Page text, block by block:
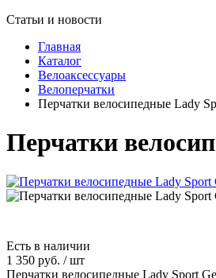
Статьи и новости
Главная
Каталог
Велоаксессуары
Велоперчатки
Перчатки велосипедные Lady
Перчатки
Есть в наличии
1 350 руб. / шт
Перчатки велосипедные Lady Sport